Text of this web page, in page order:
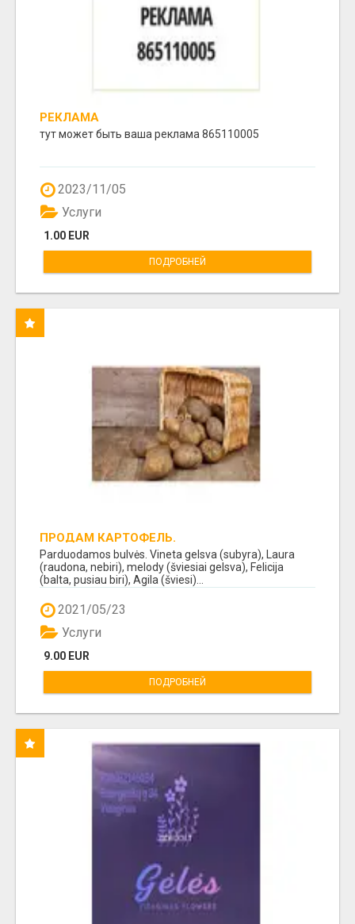
РЕКЛАМА
тут может быть ваша реклама 865110005
2023/11/05
1.00 EUR
Услуги
ПОДРОБНЕЙ
ПРОДАМ КАРТОФЕЛЬ.
Parduodamos bulvės. Vineta gelsva (subyra), Laura
(raudona, nebiri), melody (šviesiai gelsva), Felicija
(balta, pusiau biri), Agila (šviesi)...
2021/05/23
9.00 EUR
Услуги
ПОДРОБНЕЙ